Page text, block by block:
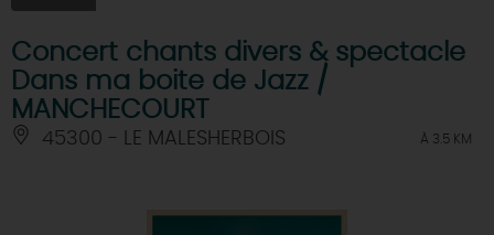
Concert chants divers & spectacle
Dans ma boite de Jazz /
MANCHECOURT
45300 - LE MALESHERBOIS À 3.5 KM